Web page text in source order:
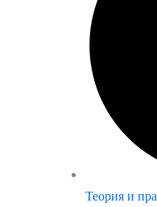
Теория и